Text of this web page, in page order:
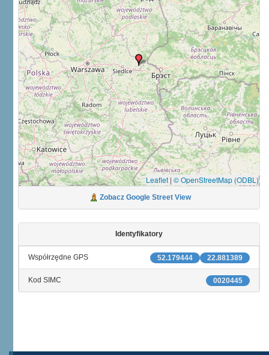
Leaflet | © OpenStreetMap (ODBL)
Zobacz Google Street View
Identyfikatory
22.881389
52.179444
Współrzędne GPS
0020445
Kod SIMC